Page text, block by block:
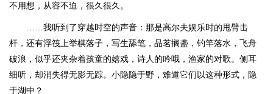
不用想，从容不迫，很久很久。
……我听到了穿越时空的声音：那是高尔夫娱乐时的甩臂击
杆，还有浮筏上举棋落子，写生舔笔，品茗搁盏，钓竿落水，飞舟
破浪，似乎还夹杂着孩童的嬉戏，诗人的吟哦，渔家的对歌。侧耳
细听，却消失得无影无踪。小隐隐于野，难道它们以这种形式，隐
于湖中？